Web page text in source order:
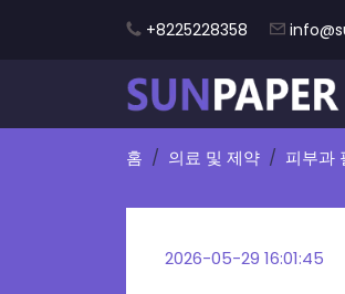
+8225228358
홈 의료 및 제약 피부과
2026-05-29 16:01:45